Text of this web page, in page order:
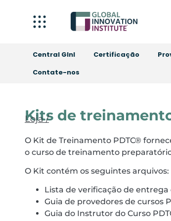
Central GInI Certificação
Contate-nos
Kits de
Loja /
O Kit de Treinamento PDTC®
o curso de treinamento
O Kit contém os seguintes arquivos:
Lista de verificação de entrega
Guia de provedores de cursos
Guia do Instrutor do Curso